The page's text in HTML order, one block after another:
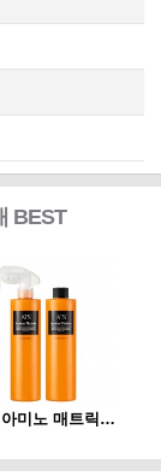
BEST
ATS 아미노 매트릭스 310ml*2개 세트(스프레이 동봉)